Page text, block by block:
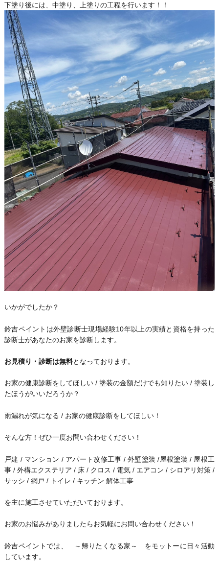
下塗り後には、中塗り、上塗りの工程を行います！！
いかがでしたか？
鈴吉ペイントは外壁診断士現場経験10年以上の実績と資格を持った
診断士があなたのお家を診断します。
お見積り・診断は無料となっております。
お家の健康診断をしてほしい / 塗装の金額だけでも知りたい / 塗装し
たほうがいいだろうか？
雨漏れが気になる / お家の健康診断をしてほしい！
そんな方！ぜひ一度お問い合わせください！
戸建 / マンション / アパート改修工事 / 外壁塗装 /屋根塗装 / 屋根工
事 / 外構エクステリア / 床 / クロス / 電気 / エアコン / シロアリ対策 /
サッシ / 網戸 / トイレ / キッチン 解体工事
を主に施工させていただいております。
お家のお悩みがありましたらお気軽にお問い合わせください！
鈴吉ペイントでは、 ～帰りたくなる家～ をモットーに日々活動
しています。